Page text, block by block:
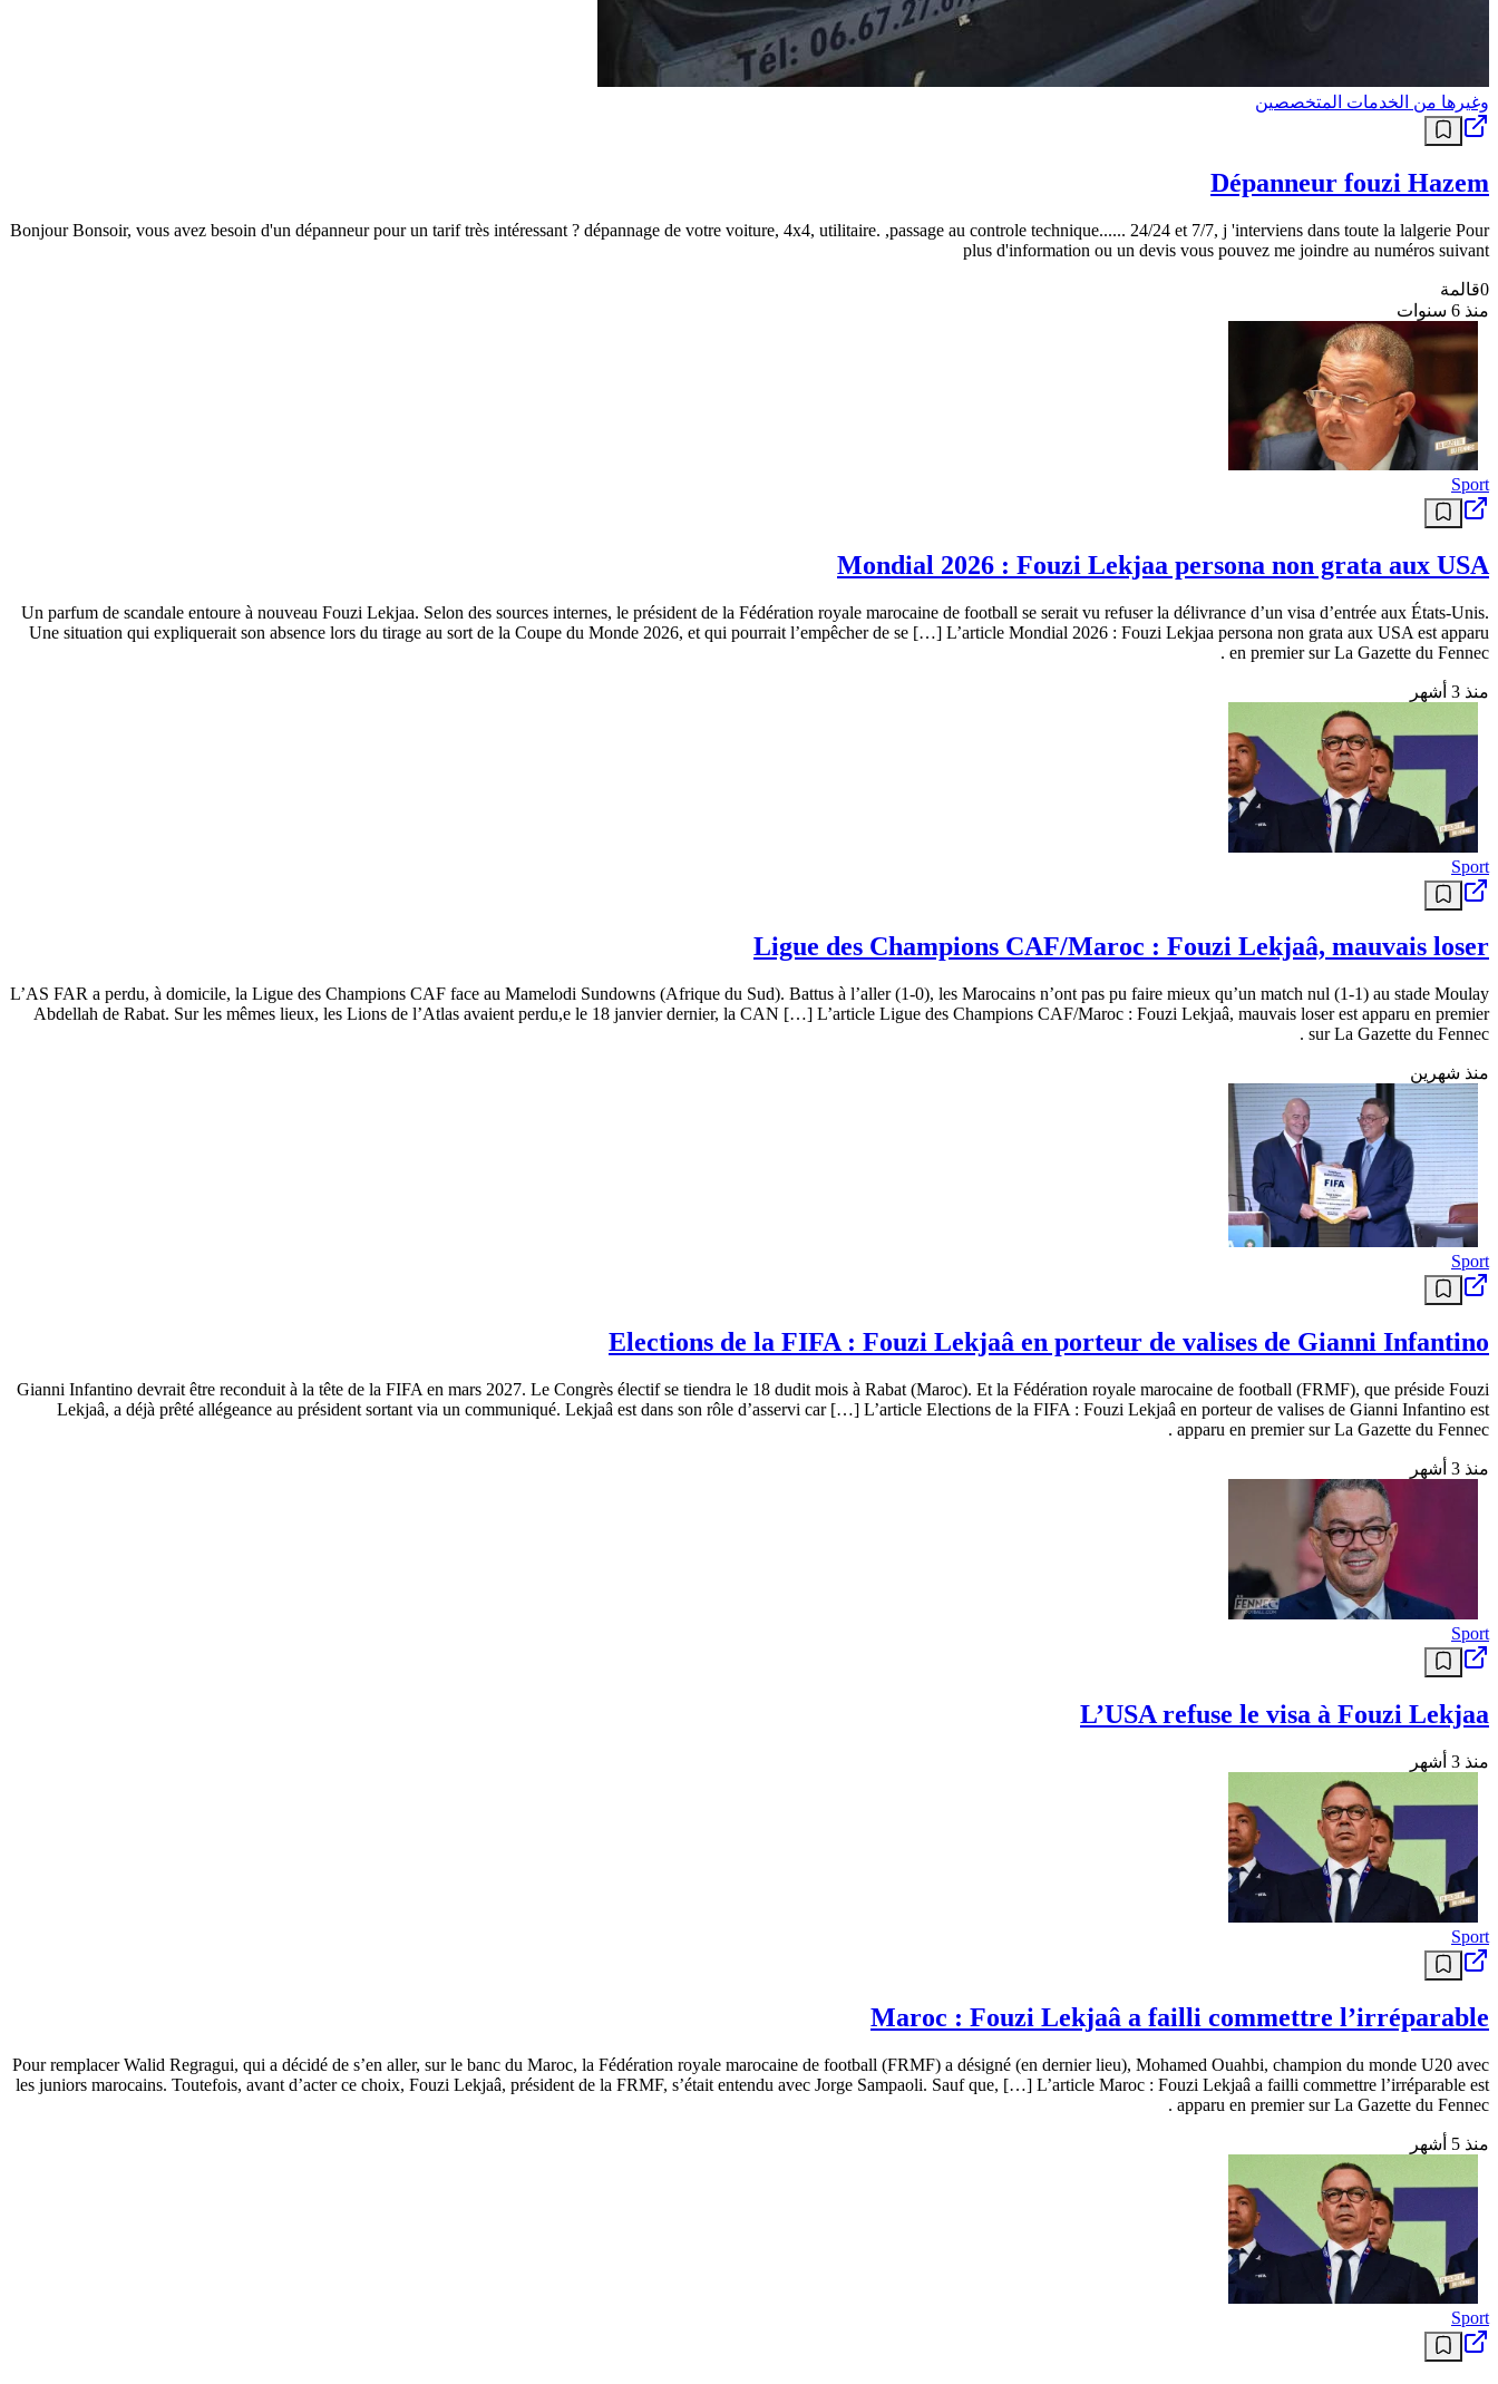
وغيرها من الخدمات المتخصصين
Dépanneur fouzi Hazem
Bonjour Bonsoir, vous avez besoin d'un dépanneur pour un tarif très intéressant ? dépannage de votre voiture, 4x4, utilitaire. ,passage au controle technique...... 24/24 et 7/7, j 'interviens dans toute la lalgerie Pour
plus d'information ou un devis vous pouvez me joindre au numéros suivant
0قالمة
منذ 6 سنوات
Sport
Mondial 2026 : Fouzi Lekjaa persona non grata aux USA
Un parfum de scandale entoure à nouveau Fouzi Lekjaa. Selon des sources internes, le président de la Fédération royale marocaine de football se serait vu refuser la délivrance d’un visa d’entrée aux États-Unis.
Une situation qui expliquerait son absence lors du tirage au sort de la Coupe du Monde 2026, et qui pourrait l’empêcher de se […] L’article Mondial 2026 : Fouzi Lekjaa persona non grata aux USA est apparu
en premier sur La Gazette du Fennec .
منذ 3 أشهر
Sport
Ligue des Champions CAF/Maroc : Fouzi Lekjaâ, mauvais loser
L’AS FAR a perdu, à domicile, la Ligue des Champions CAF face au Mamelodi Sundowns (Afrique du Sud). Battus à l’aller (1-0), les Marocains n’ont pas pu faire mieux qu’un match nul (1-1) au stade Moulay
Abdellah de Rabat. Sur les mêmes lieux, les Lions de l’Atlas avaient perdu,e le 18 janvier dernier, la CAN […] L’article Ligue des Champions CAF/Maroc : Fouzi Lekjaâ, mauvais loser est apparu en premier
sur La Gazette du Fennec .
منذ شهرين
Sport
Elections de la FIFA : Fouzi Lekjaâ en porteur de valises de Gianni Infantino
Gianni Infantino devrait être reconduit à la tête de la FIFA en mars 2027. Le Congrès électif se tiendra le 18 dudit mois à Rabat (Maroc). Et la Fédération royale marocaine de football (FRMF), que préside Fouzi
Lekjaâ, a déjà prêté allégeance au président sortant via un communiqué. Lekjaâ est dans son rôle d’asservi car […] L’article Elections de la FIFA : Fouzi Lekjaâ en porteur de valises de Gianni Infantino est
apparu en premier sur La Gazette du Fennec .
منذ 3 أشهر
Sport
L’USA refuse le visa à Fouzi Lekjaa
منذ 3 أشهر
Sport
Maroc : Fouzi Lekjaâ a failli commettre l’irréparable
Pour remplacer Walid Regragui, qui a décidé de s’en aller, sur le banc du Maroc, la Fédération royale marocaine de football (FRMF) a désigné (en dernier lieu), Mohamed Ouahbi, champion du monde U20 avec
les juniors marocains. Toutefois, avant d’acter ce choix, Fouzi Lekjaâ, président de la FRMF, s’était entendu avec Jorge Sampaoli. Sauf que, […] L’article Maroc : Fouzi Lekjaâ a failli commettre l’irréparable est
apparu en premier sur La Gazette du Fennec .
منذ 5 أشهر
Sport